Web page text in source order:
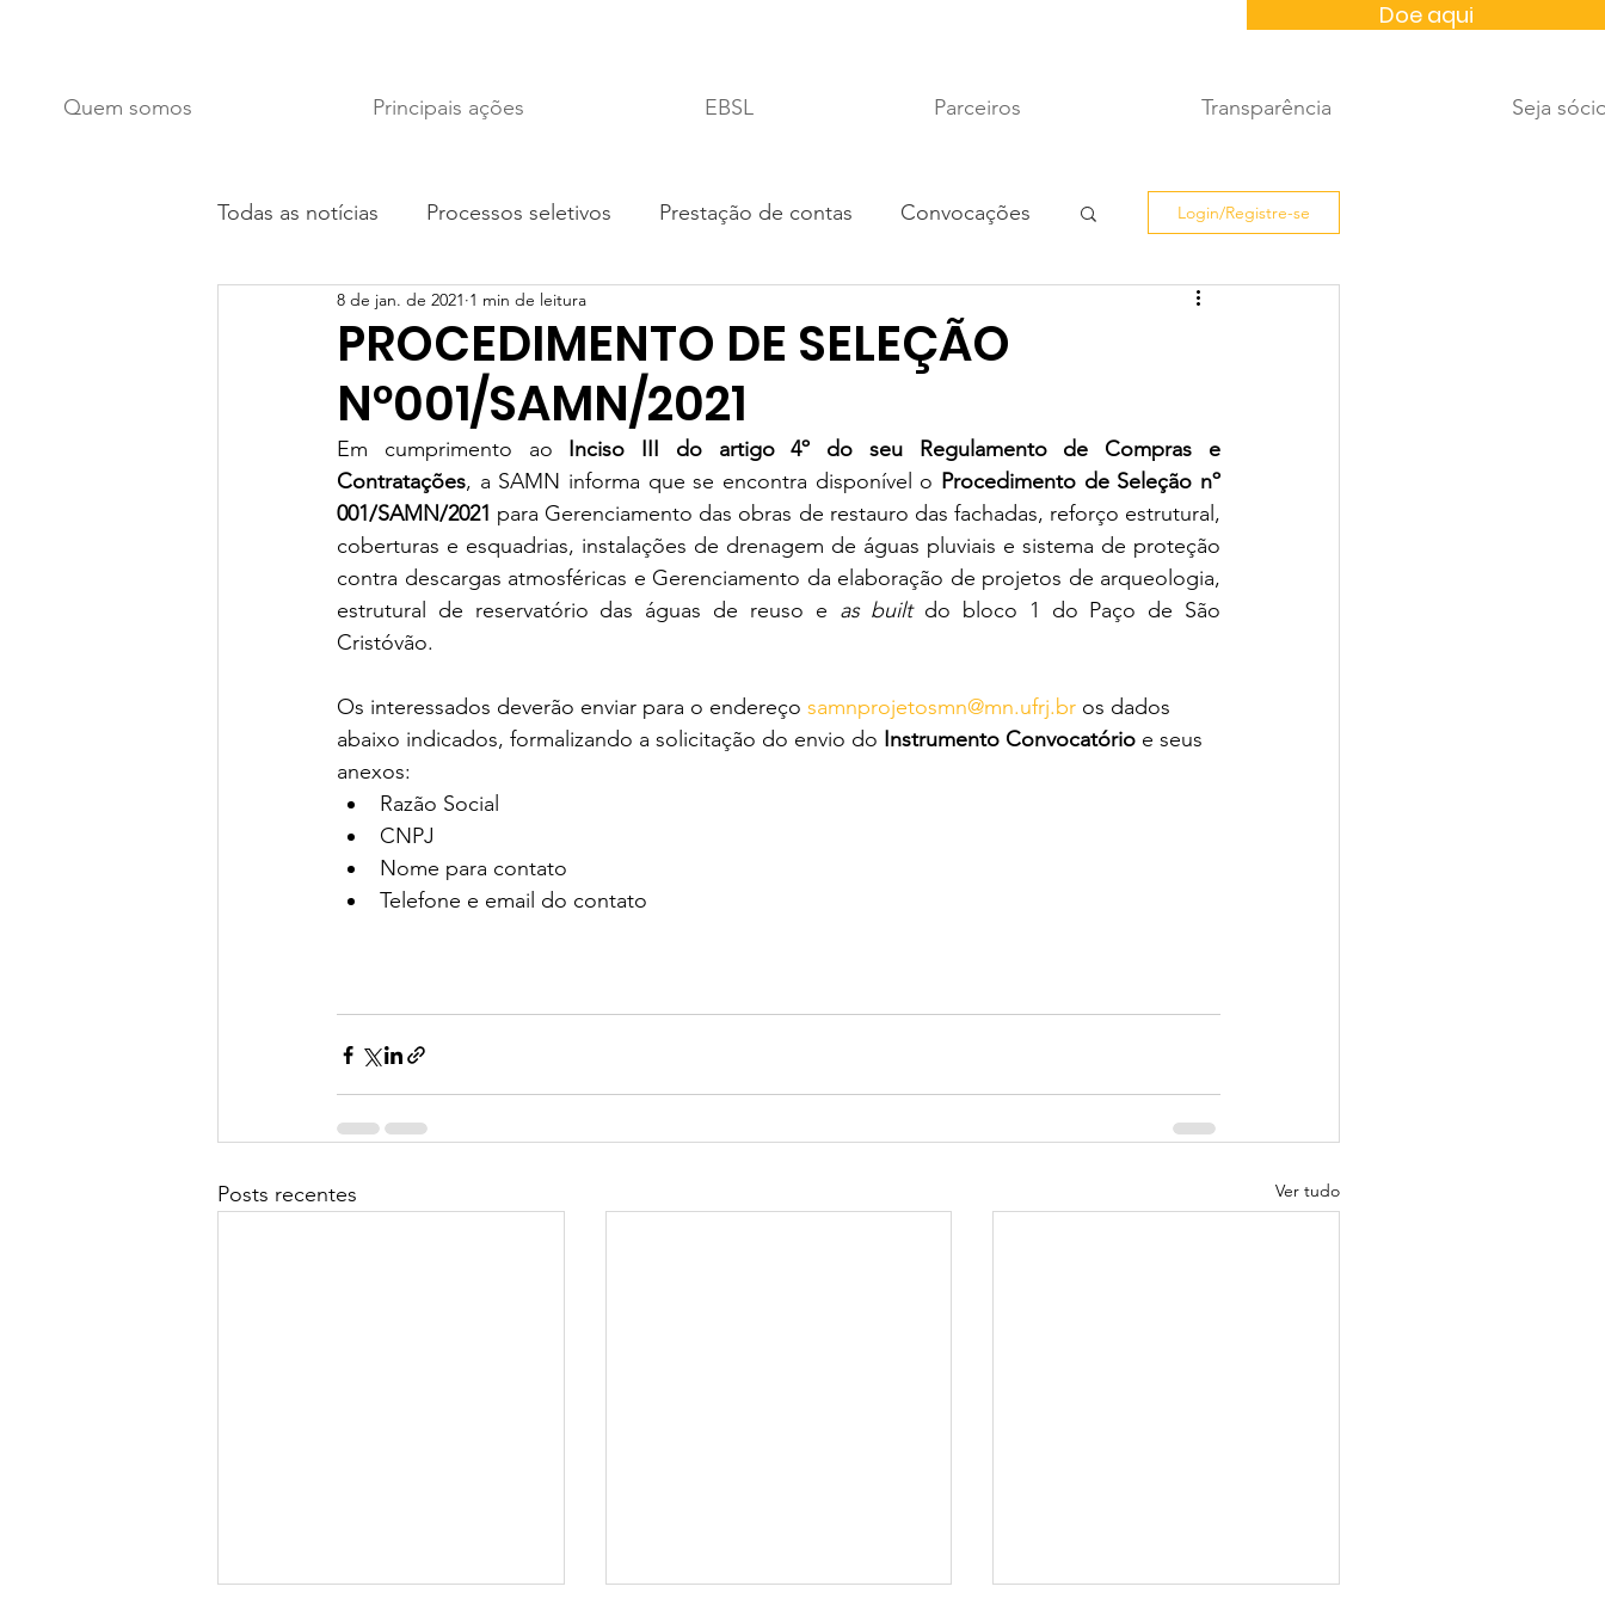
Doe aqui
Quem somos Principais ações EBSL Parceiros Transparência Seja
Todas as notícias Processos seletivos Prestação de contas Convocações
Novidades
Login/Registre-se
PROCEDIMENTO DE SELEÇÃO
Nº001/SAMN/2021
8 de jan. de 2021 1 min de leitura
Em cumprimento ao Inciso III do artigo 4º do seu Regulamento de Compras e
Contratações, a SAMN informa que se encontra disponível o Procedimento de Seleção nº
001/SAMN/2021 para Gerenciamento das obras de restauro das fachadas, reforço estrutural,
coberturas e esquadrias, instalações de drenagem de águas pluviais e sistema de proteção
contra descargas atmosféricas e Gerenciamento da elaboração de projetos de arqueologia,
estrutural de reservatório das águas de reuso e as built do bloco 1 do Paço de São
Cristóvão.
Os interessados deverão enviar para o endereço samnprojetosmn@mn.ufrj.br os dados
abaixo indicados, formalizando a solicitação do envio do Instrumento Convocatório e seus
anexos:
Razão Social
CNPJ
Nome para contato
Telefone e email do contato
Posts recentes Ver tudo